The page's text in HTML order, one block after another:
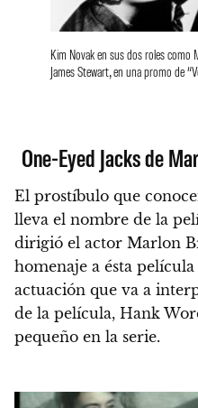
Kim Novak en sus dos roles como
James Stewart, en una promo de
One-Eyed Jacks de
El prostíbulo que
lleva el nombre de la
dirigió el actor Marlon
homenaje a ésta película
actuación que va a
de la película, Hank
pequeño en la serie.